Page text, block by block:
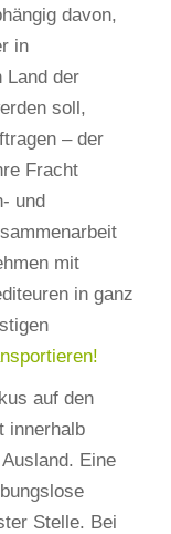
davon,
in
Land der
soll,
– der
Fracht
und
mit
in ganz
auf den
innerhalb
Eine
Stelle. Bei